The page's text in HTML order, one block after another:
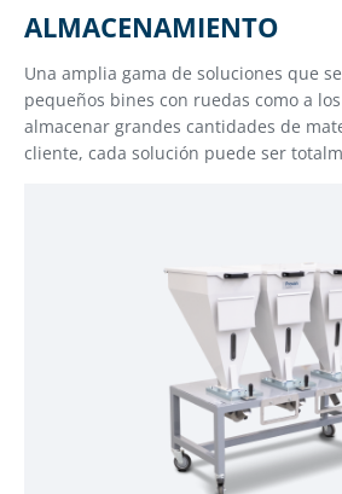
ALMACENAMIENTO
Una amplia gama de soluciones que
pequeños bines con ruedas como a
almacenar grandes cantidades de
cliente, cada solución puede ser